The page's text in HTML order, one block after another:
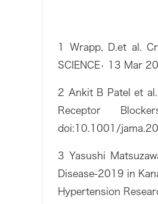
1 Wrapp, D.et al.
SCIENCE• 13 Mar
2 Ankit B Patel et
Receptor
doi:10.1001/
3 Yasushi
Disease-2019 in
Hypertension